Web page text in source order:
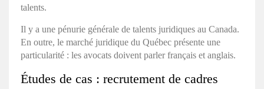
talents.
Il y a une pénurie générale de talents juridiques au Canada.
En outre, le marché juridique du Québec présente une
particularité : les avocats doivent parler français et anglais.
Études de cas : recrutement de cadres